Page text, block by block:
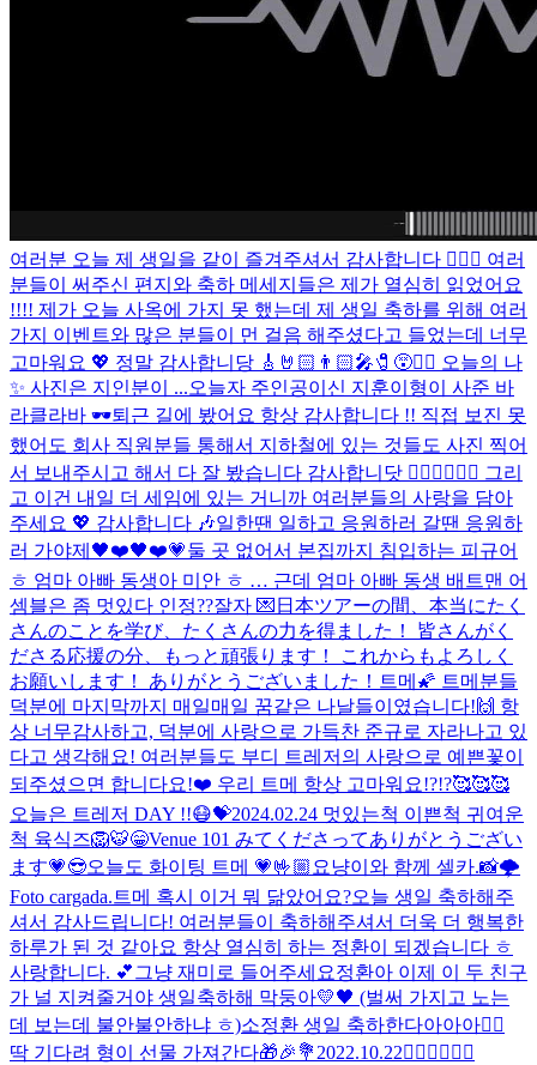
여러분 오늘 제 생일을 같이 즐겨주셔서 감사합니다 🙇🏻‍♂️ 여러
분들이 써주신 편지와 축하 메세지들은 제가 열심히 읽었어요
!!!! 제가 오늘 사옥에 가지 못 했는데 제 생일 축하를 위해 여러
가지 이벤트와 많은 분들이 먼 걸음 해주셨다고 들었는데 너무
고마워요 💖 정말 감사합니당 🎸🤘🏻👨🏻‍🎤🧷😵❤️‍🔥 오늘의 나
✨ 사진은 지인분이 ...오늘자 주인공이신 지훈이형이 사준 바
라클라바 🕶퇴근 길에 봤어요 항상 감사합니다 !! 직접 보진 못
했어도 회사 직원분들 통해서 지하철에 있는 것들도 사진 찍어
서 보내주시고 해서 다 잘 봤습니다 감사합니닷 🙇🏻‍♂️🙇🏻‍♂️ 그리
고 이건 내일 더 세임에 있는 거니까 여러분들의 사랑을 담아
주세요 💖 감사합니다 🎶일한땐 일하고 응원하러 갈땐 응원하
러 가야제🖤❤️🖤❤️💗둘 곳 없어서 본집까지 침입하는 피규어
ㅎ 엄마 아빠 동생아 미안 ㅎ … 근데 엄마 아빠 동생 배트맨 어
셈블은 좀 멋있다 인정??잘자 💌 日本ツアーの間、本当にたく
さんのことを学び、たくさんの力を得ました！ 皆さんがく
ださる応援の分、もっと頑張ります！ これからもよろしく
お願いします！ ありがとうございました！ 트메🌠 트메분들
덕분에 마지막까지 매일매일 꿈같은 나날들이였습니다!🙌 항
상 너무감사하고, 덕분에 사랑으로 가득찬 준규로 자라나고 있
다고 생각해요! 여러분들도 부디 트레저의 사랑으로 예쁜꽃이
되주셨으면 합니다요!❤️ 우리 트메 항상 고마워요!?!?🥰🥰🥰
오늘은 트레저 DAY !!😷💝2024.02.24 멋있는척 이쁜척 귀여운
척 육식즈🦁🐯😁Venue 101 みてくださってありがとうござい
ます💗😎오늘도 화이팅 트메 💗🤟🏼 요냥이와 함께 셀카.📸🌩
Foto cargada. 트메 혹시 이거 뭐 닮았어요?오늘 생일 축하해주
셔서 감사드립니다! 여러분들이 축하해주셔서 더욱 더 행복한
하루가 된 것 같아요 항상 열심히 하는 정환이 되겠습니다 ㅎ
사랑합니다. 💕 그냥 재미로 들어주세요정환아 이제 이 두 친구
가 널 지켜줄거야 생일축하해 막둥아💛🖤 (벌써 가지고 노는
데 보는데 불안불안하냐 ㅎ)소정환 생일 축하한다아아아❤️‍🔥
딱 기다려 형이 선물 가져간다🎁🎉💐 2022.10.22❤️‍🔥❤️‍🔥❤️‍🔥